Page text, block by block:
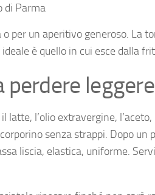
di Parma
per un aperitivo generoso. La
è quello in cui esce dalla
perdere
latte, l’olio extravergine,
senza strappi. Dopo
liscia, elastica, uniforme.